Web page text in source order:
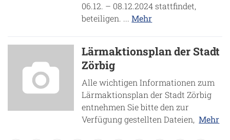
06.12. – 08.12.2024 stattfindet,
beteiligen. ...Mehr
Lärmaktionsplan der Stadt
Zörbig
Alle wichtigen Informationen zum
Lärmaktionsplan der Stadt Zörbig
entnehmen Sie bitte den zur
Verfügung gestellten Dateien,Mehr